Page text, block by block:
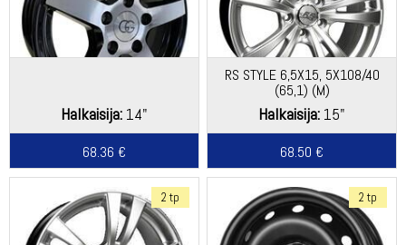
Halkaisija:14"
68.36 €
RS STYLE 6,5X15, 5X108/40
(65,1) (M)
Halkaisija: 15"
68.50 €
2 tp 2 tp